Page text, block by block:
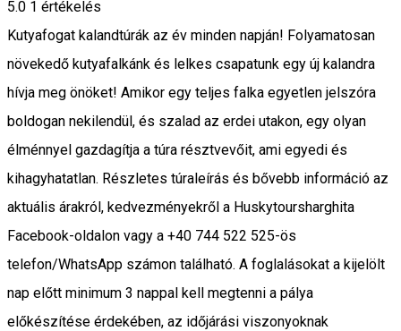
5.0 1 értékelés
Kutyafogat kalandtúrák az év minden napján! Folyamatosan
növekedő kutyafalkánk és lelkes csapatunk egy új kalandra
hívja meg önöket! Amikor egy teljes falka egyetlen jelszóra
boldogan nekilendül, és szalad az erdei utakon, egy olyan
élménnyel gazdagítja a túra résztvevőit, ami egyedi és
kihagyhatatlan. Részletes túraleírás és bővebb információ az
aktuális árakról, kedvezményekről a Huskytoursharghita
Facebook-oldalon vagy a +40 744 522 525-ös
telefon/WhatsApp számon található. A foglalásokat a kijelölt
nap előtt minimum 3 nappal kell megtenni a pálya
előkészítése érdekében, az időjárási viszonyoknak